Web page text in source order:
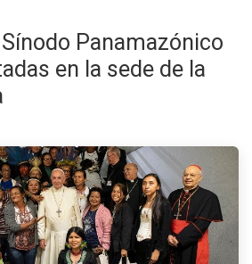
Panamazónico
en la sede de la